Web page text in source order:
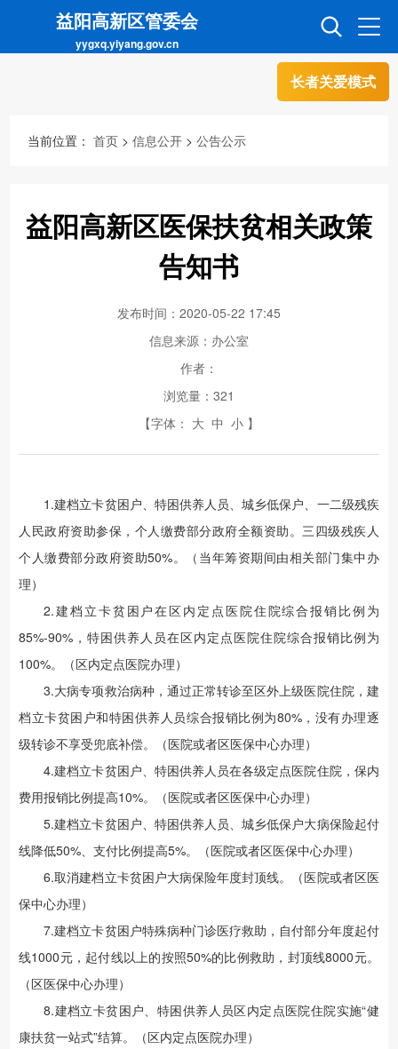
益阳高新区管委会
yygxq.yiyang.gov.cn
人才超市 金融超市
长者关爱模式
当前位置：首页 >信息公开 >公告公示
益阳高新区医保扶贫相关政策
告知书
发布时间：2020-05-22 17:45
信息来源：办公室
作者：
浏览量： 321
【字体： 大 中 小 】
1.建档立卡贫困户、特困供养人员、城乡低保户、一二级残疾
人民政府资助参保，个人缴费部分政府全额资助。三四级残疾人
个人缴费部分政府资助50%。（当年筹资期间由相关部门集中办
理）
2.建档立卡贫困户在区内定点医院住院综合报销比例为
85%-90%，特困供养人员在区内定点医院住院综合报销比例为
100%。（区内定点医院办理）
3.大病专项救治病种，通过正常转诊至区外上级医院住院，建
档立卡贫困户和特困供养人员综合报销比例为80%，没有办理逐
级转诊不享受兜底补偿。（医院或者区医保中心办理）
4.建档立卡贫困户、特困供养人员在各级定点医院住院，保内
费用报销比例提高10%。（医院或者区医保中心办理）
5.建档立卡贫困户、特困供养人员、城乡低保户大病保险起付
线降低50%、支付比例提高5%。（医院或者区医保中心办理）
6.取消建档立卡贫困户大病保险年度封顶线。（医院或者区医
保中心办理）
7.建档立卡贫困户特殊病种门诊医疗救助，自付部分年度起付
线1000元，起付线以上的按照50%的比例救助，封顶线8000元。
（区医保中心办理）
8.建档立卡贫困户、特困供养人员区内定点医院住院实施“健
康扶贫一站式”结算。（区内定点医院办理）